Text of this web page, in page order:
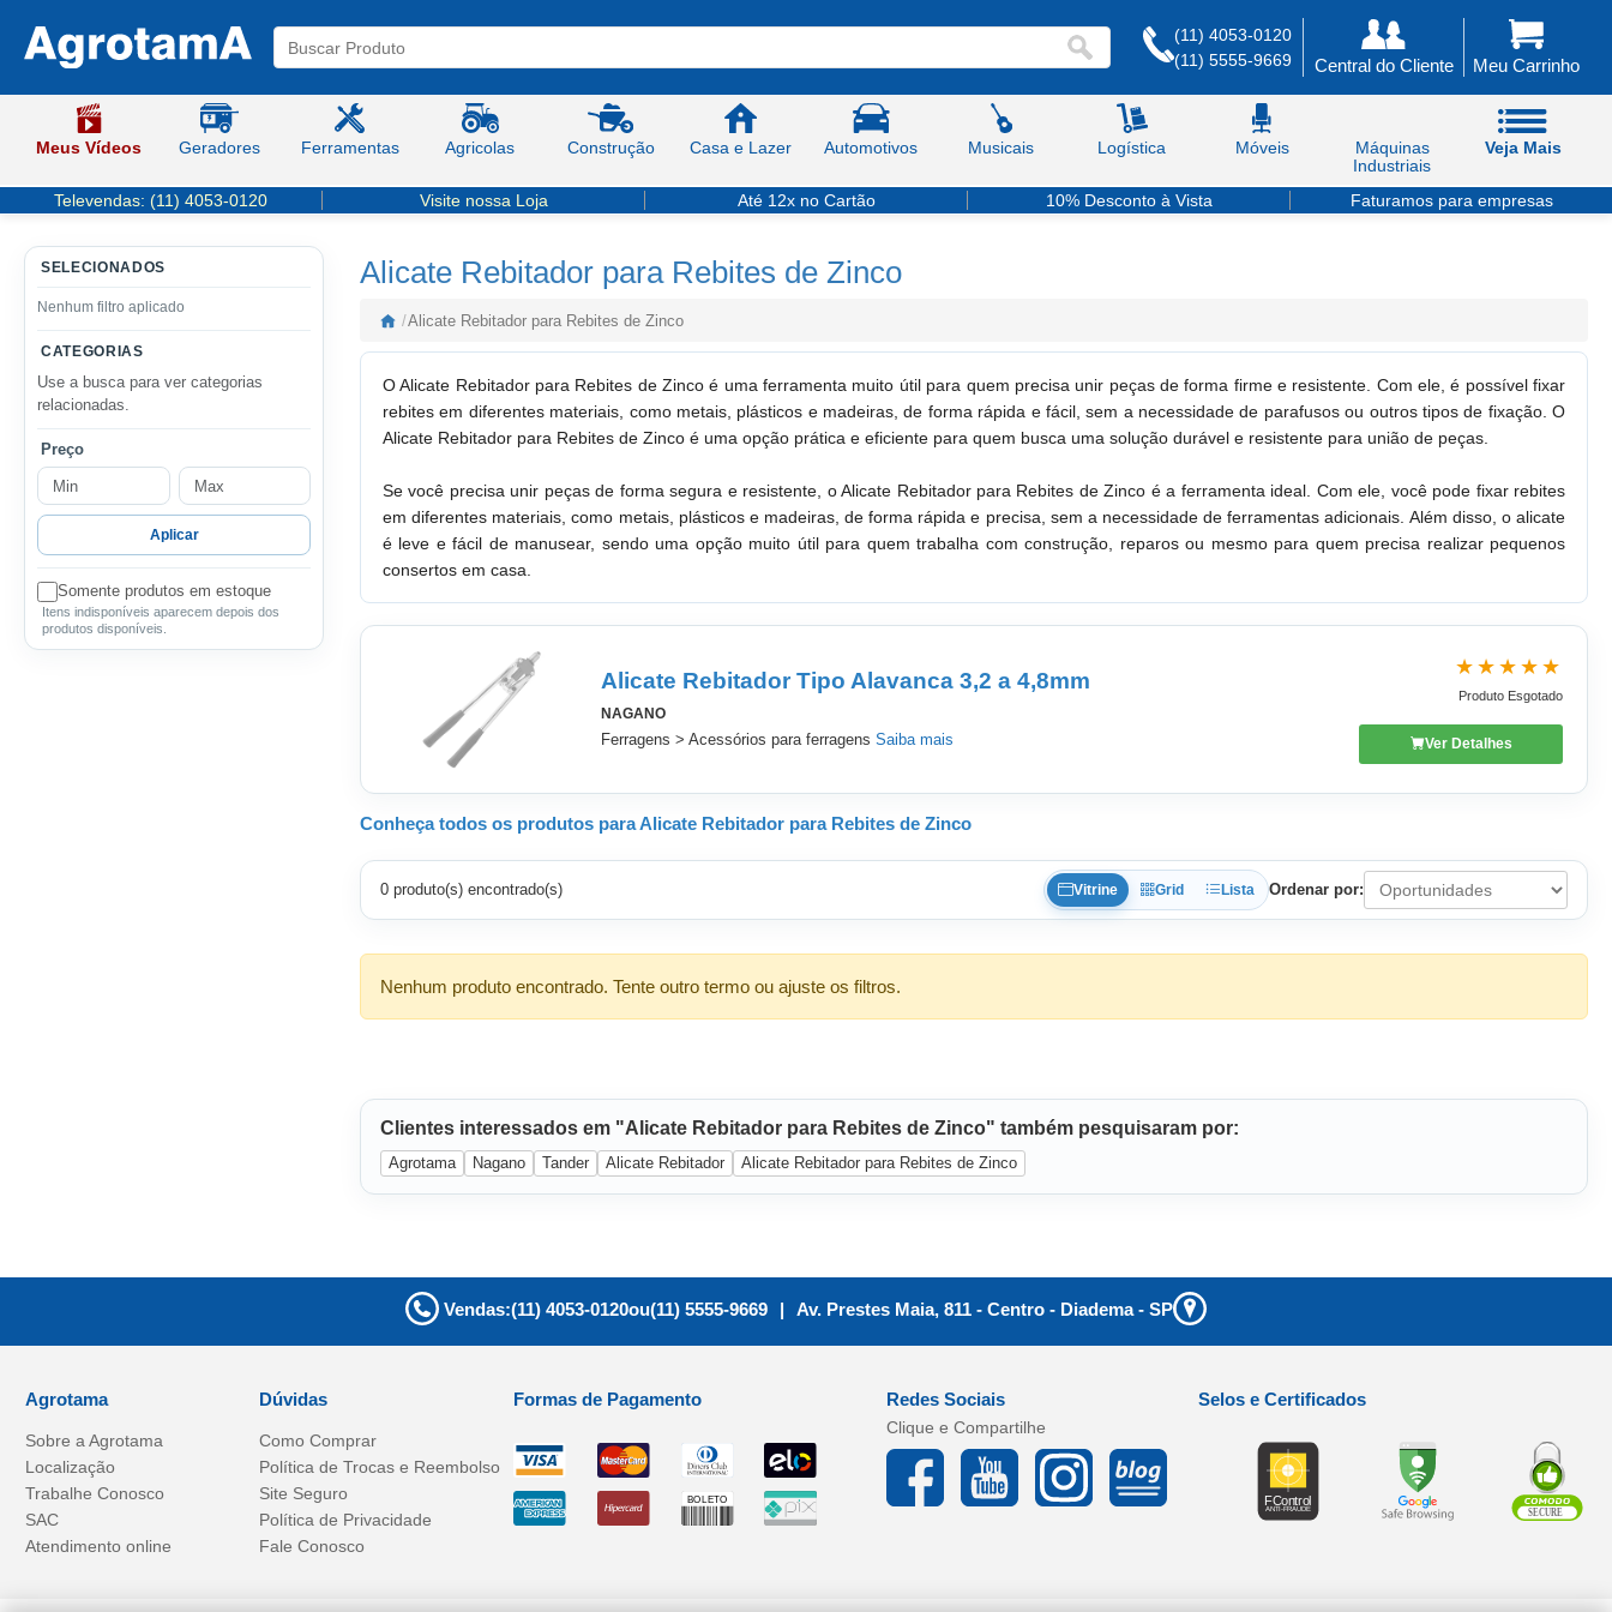
(11) 4053-0120
(11) 5555-9669
Central do Cliente Meu Carrinho
Meus Vídeos Geradores Ferramentas Agricolas Construção Casa e Lazer Automotivos Musicais Logística Móveis
Máquinas
Industriais
Veja Mais
Televendas: (11) 4053-0120 Visite nossa Loja Até 12x no Cartão 10% Desconto à Vista Faturamos para empresas
SELECIONADOS
Nenhum filtro aplicado
CATEGORIAS
Use a busca para ver categorias
relacionadas.
Preço
Aplicar
Somente produtos em estoque
Itens indisponíveis aparecem depois dos
produtos disponíveis.
Alicate Rebitador para Rebites de Zinco
/Alicate Rebitador para Rebites de Zinco
O Alicate Rebitador para Rebites de Zinco é uma ferramenta muito útil para quem precisa unir peças de forma firme e resistente. Com ele, é possível fixar
rebites em diferentes materiais, como metais, plásticos e madeiras, de forma rápida e fácil, sem a necessidade de parafusos ou outros tipos de fixação. O
Alicate Rebitador para Rebites de Zinco é uma opção prática e eficiente para quem busca uma solução durável e resistente para união de peças.
Se você precisa unir peças de forma segura e resistente, o Alicate Rebitador para Rebites de Zinco é a ferramenta ideal. Com ele, você pode fixar rebites
em diferentes materiais, como metais, plásticos e madeiras, de forma rápida e precisa, sem a necessidade de ferramentas adicionais. Além disso, o alicate
é leve e fácil de manusear, sendo uma opção muito útil para quem trabalha com construção, reparos ou mesmo para quem precisa realizar pequenos
consertos em casa.
Alicate Rebitador Tipo Alavanca 3,2 a 4,8mm
NAGANO
Ferragens > Acessórios para ferragens Saiba mais
★★★★★
Produto Esgotado
Ver Detalhes
Conheça todos os produtos para Alicate Rebitador para Rebites de Zinco
0 produto(s) encontrado(s) Vitrine Grid Lista Ordenar por:
Nenhum produto encontrado. Tente outro termo ou ajuste os filtros.
Clientes interessados em "Alicate Rebitador para Rebites de Zinco" também pesquisaram por:
Agrotama Nagano Tander Alicate Rebitador Alicate Rebitador para Rebites de Zinco
Vendas:(11) 4053-0120ou(11) 5555-9669 | Av. Prestes Maia, 811 - Centro - Diadema- SP
Agrotama
Sobre a Agrotama
Localização
Trabalhe Conosco
SAC
Atendimento online
Dúvidas
Como Comprar
Política de Trocas e Reembolso
Site Seguro
Política de Privacidade
Fale Conosco
Formas de Pagamento Redes Sociais
Clique e Compartilhe
Selos e Certificados